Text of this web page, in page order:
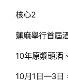
核心2
蓮麻舉行首屆
10年原漿頭酒
10月1日—3日